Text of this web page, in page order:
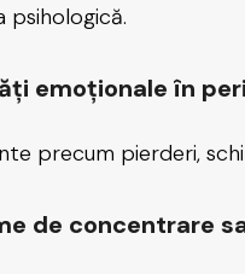
psihologică.
emoționale în
precum pierderi,
de concentrare